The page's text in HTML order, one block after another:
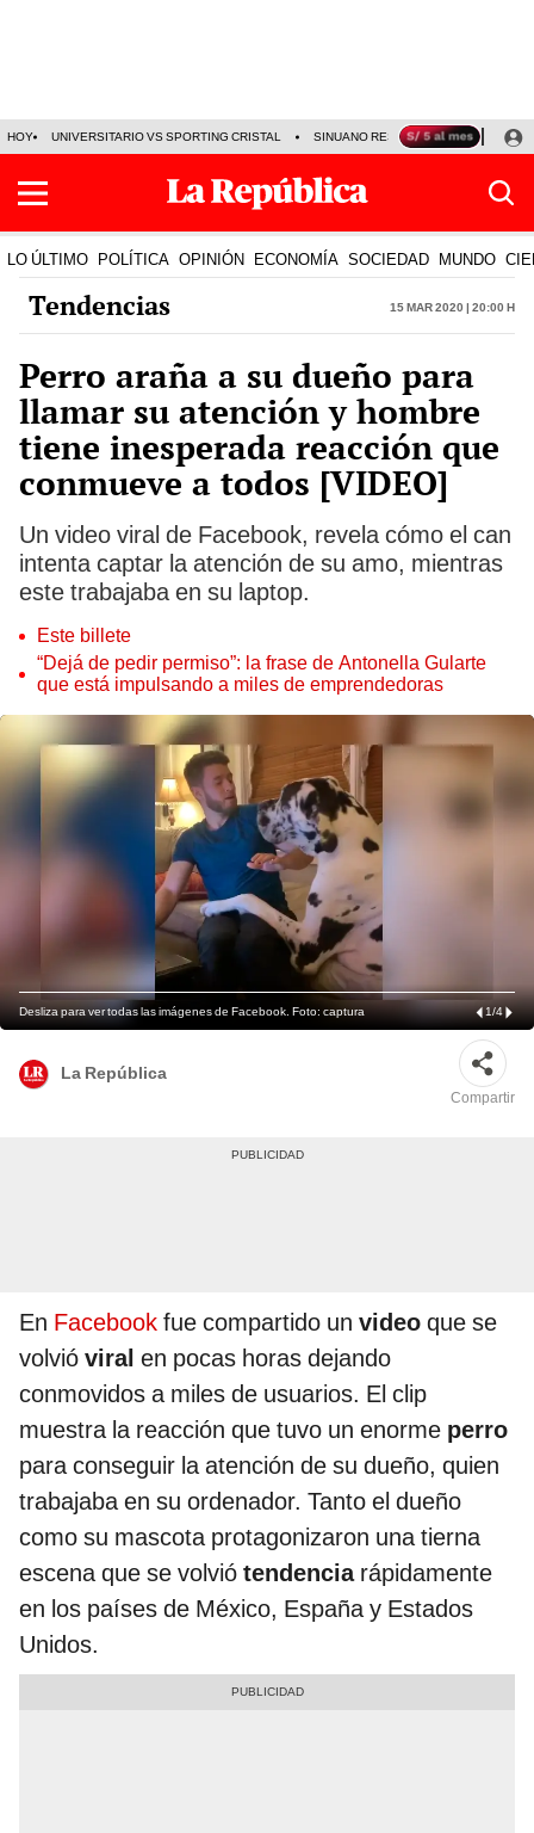
HOY UNIVERSITARIO VS SPORTING CRISTAL SINUANO RESULTADOS HOY
LO ÚLTIMO POLÍTICA OPINIÓN ECONOMÍA SOCIEDAD MUNDO
Tendencias 15 Mar 2020 | 20:00 h
Perro araña a su dueño para
llamar su atención y hombre
tiene inesperada reacción que
conmueve a todos [VIDEO]
Un video viral de Facebook, revela cómo el can
intenta captar la atención de su amo, mientras
este trabajaba en su laptop.
Este billete
“Dejá de pedir permiso”: la frase de Antonella Gularte
que está impulsando a miles de emprendedoras
Desliza para ver todas las imágenes de Facebook. Foto: captura 1/4
La República
Compartir
En Facebook fue compartido un video que se
volvió viral en pocas horas dejando
conmovidos a miles de usuarios. El clip
muestra la reacción que tuvo un enorme perro
para conseguir la atención de su dueño, quien
trabajaba en su ordenador. Tanto el dueño
como su mascota protagonizaron una tierna
escena que se volvió tendencia rápidamente
en los países de México, España y Estados
Unidos.